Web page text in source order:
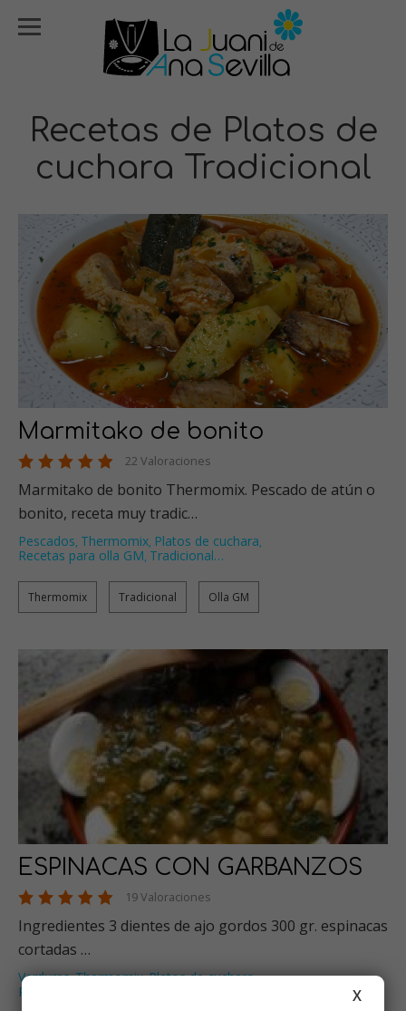
Recetas de Platos de
cuchara Tradicional
Marmitako de bonito
22 Valoraciones
Marmitako de bonito Thermomix. Pescado de atún o
bonito, receta muy tradic…
Pescados, Thermomix, Platos de cuchara,
Recetas para olla GM, Tradicional…
Thermomix Tradicional Olla GM
ESPINACAS CON GARBANZOS
19 Valoraciones
Ingredientes 3 dientes de ajo gordos 300 gr. espinacas
cortadas …
Verduras,Thermomix,Platos de cuchara,
Recetas para el varoma X